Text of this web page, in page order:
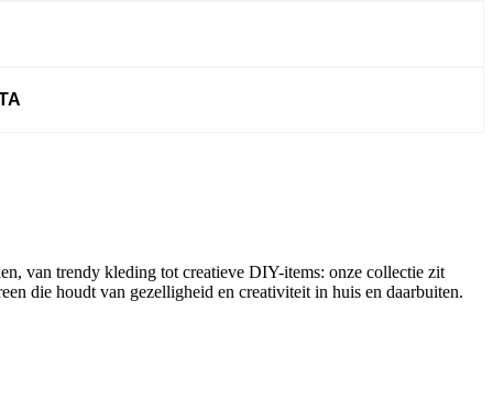
van trendy kleding tot creatieve DIY-items: onze collectie zit
die houdt van gezelligheid en creativiteit in huis en daarbuiten.